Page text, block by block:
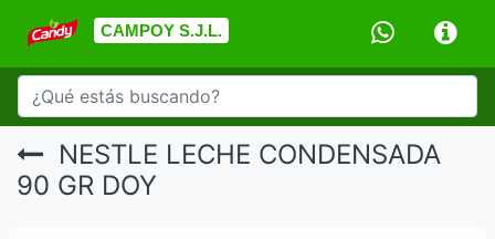
CAMPOY S.J.L.
NESTLE LECHE CONDENSADA
90 GR DOY